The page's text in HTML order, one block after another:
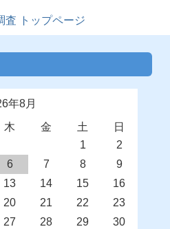
査 トップページ
年8月
木 金 土
日
1
2
6 7 8
9
13 14 15
16
20 21 22
23
27 28 29
30